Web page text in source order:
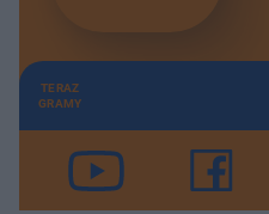
TERAZ
GRAMY